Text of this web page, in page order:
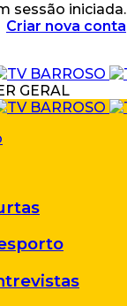
sessão iniciada.
Criar nova conta
GERAL